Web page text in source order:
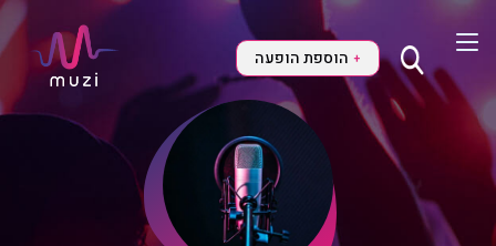
+ הוספת הופעה